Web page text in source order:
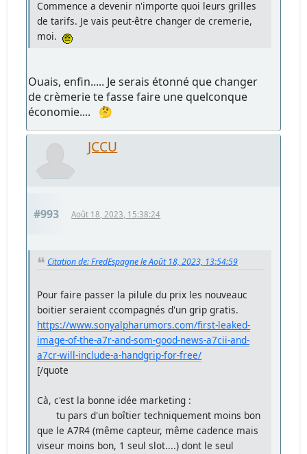
Commence a devenir n'importe quoi leurs grilles
de tarifs. Je vais peut-être changer de cremerie,
moi.
Ouais, enfin..... Je serais étonné que changer
de crèmerie te fasse faire une quelconque
économie.... 🤔
JCCU
#993 Août 18, 2023, 15:38:24
Citation de: FredEspagne le Août 18, 2023, 13:54:59
Pour faire passer la pilule du prix les nouveauc
boitier seraient ccompagnés d'un grip gratis.
https://www.sonyalpharumors.com/first-leaked-
image-of-the-a7r-and-som-good-news-a7cii-and-
a7cr-will-include-a-handgrip-for-free/
[/quote
Cà, c'est la bonne idée marketing :
tu pars d'un boîtier techniquement moins bon
que le A7R4 (même capteur, même cadence mais
viseur moins bon, 1 seul slot....) dont le seul